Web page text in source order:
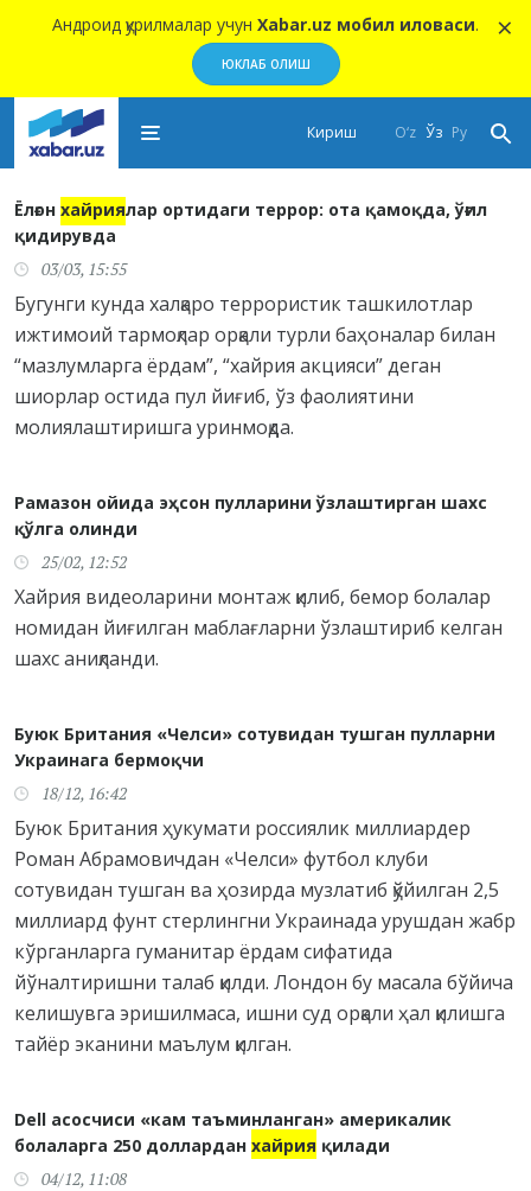
Андроид қурилмалар учун Xabar.uz мобил иловаси.
ЮКЛАБ ОЛИШ
×
O‘z Ўз Ру
Кириш
Ёлғон хайриялар ортидаги террор: ота қамоқда, ўғил
қидирувда
03/03, 15:55
Бугунги кунда халқаро террористик ташкилотлар
ижтимоий тармоқлар орқали турли баҳоналар билан
“мазлумларга ёрдам”, “хайрия акцияси” деган
шиорлар остида пул йиғиб, ўз фаолиятини
молиялаштиришга уринмоқда.
Рамазон ойида эҳсон пулларини ўзлаштирган шахс
қўлга олинди
25/02, 12:52
Хайрия видеоларини монтаж қилиб, бемор болалар
номидан йиғилган маблағларни ўзлаштириб келган
шахс аниқланди.
Буюк Британия «Челси» сотувидан тушган пулларни
Украинага бермоқчи
18/12, 16:42
Буюк Британия ҳукумати россиялик миллиардер
Роман Абрамовичдан «Челси» футбол клуби
сотувидан тушган ва ҳозирда музлатиб қўйилган 2,5
миллиард фунт стерлингни Украинада урушдан жабр
кўрганларга гуманитар ёрдам сифатида
йўналтиришни талаб қилди. Лондон бу масала бўйича
келишувга эришилмаса, ишни суд орқали ҳал қилишга
тайёр эканини маълум қилган.
Dell асосчиси «кам таъминланган» америкалик
болаларга 250 доллардан хайрия қилади
04/12, 11:08